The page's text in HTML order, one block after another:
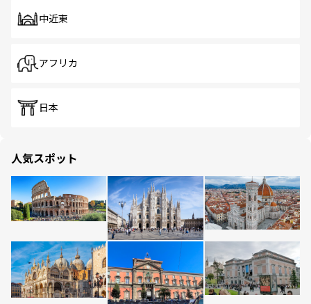
中近東
アフリカ
日本
人気スポット